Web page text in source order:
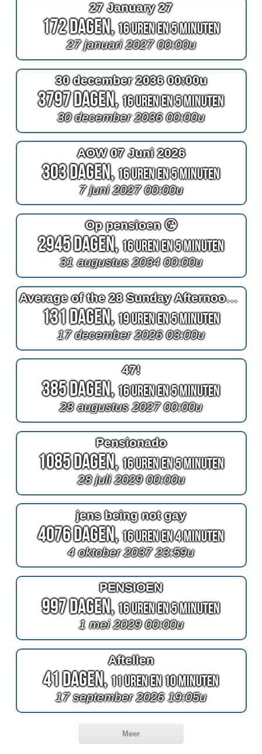
27 January 27
172 Dagen,16 Uren en 5 Minuten
27 januari 2027 00:00u
30 december 2036 00:00u
3797 Dagen,16 Uren en 5 Minuten
30 december 2036 00:00u
AOW 07 Juni 2026
303 Dagen,16 Uren en 5 Minuten
7 juni 2027 00:00u
Op pensioen 😘
2945 Dagen,16 Uren en 5 Minuten
31 augustus 2034 00:00u
Average of the 28 Sunday Afternoon Library Time
131 Dagen,19 Uren en 5 Minuten
17 december 2026 03:00u
47!
385 Dagen,16 Uren en 5 Minuten
28 augustus 2027 00:00u
Pensionado
1085 Dagen,16 Uren en 5 Minuten
28 juli 2029 00:00u
jens being not gay
4076 Dagen,16 Uren en 4 Minuten
4 oktober 2037 23:59u
PENSIOEN
997 Dagen,16 Uren en 5 Minuten
1 mei 2029 00:00u
Aftellen
41 Dagen,11 Uren en 10 Minuten
17 september 2026 19:05u
Meer